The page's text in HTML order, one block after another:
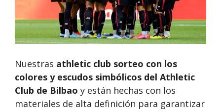
Nuestras athletic club sorteo con los
colores y escudos simbólicos del Athletic
Club de Bilbao y están hechas con los
materiales de alta definición para garantizar